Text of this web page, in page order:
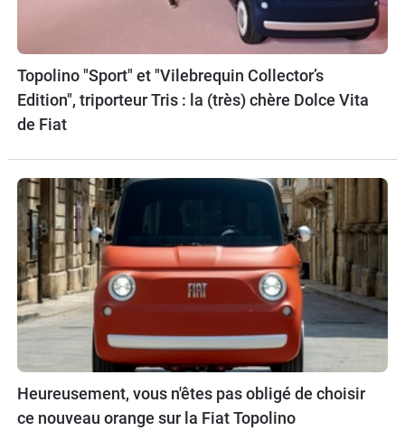
Topolino "Sport" et "Vilebrequin Collector’s
Edition", triporteur Tris : la (très) chère Dolce Vita
de Fiat
Heureusement, vous n'êtes pas obligé de choisir
ce nouveau orange sur la Fiat Topolino